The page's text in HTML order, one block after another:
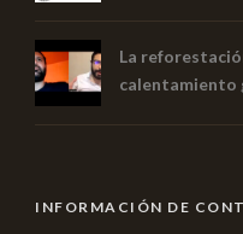
La
calentamiento
INFORMACIÓN DE